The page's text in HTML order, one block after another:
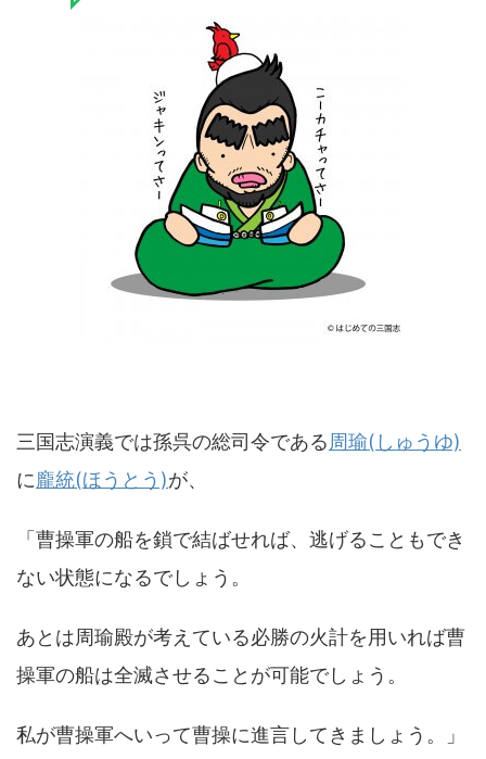
三国志演義では孫呉の総司令である周瑜(しゅうゆ)
に龐統(ほうとう)が、
「曹操軍の船を鎖で結ばせれば、逃げることもでき
ない状態になるでしょう。
あとは周瑜殿が考えている必勝の火計を用いれば曹
操軍の船は全滅させることが可能でしょう。
私が曹操軍へいって曹操に進言してきましょう。」